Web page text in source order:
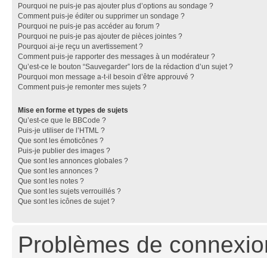
Pourquoi ne puis-je pas ajouter plus d’options au sondage ?
Comment puis-je éditer ou supprimer un sondage ?
Pourquoi ne puis-je pas accéder au forum ?
Pourquoi ne puis-je pas ajouter de pièces jointes ?
Pourquoi ai-je reçu un avertissement ?
Comment puis-je rapporter des messages à un modérateur ?
Qu’est-ce le bouton “Sauvegarder” lors de la rédaction d’un sujet ?
Pourquoi mon message a-t-il besoin d’être approuvé ?
Comment puis-je remonter mes sujets ?
Mise en forme et types de sujets
Qu’est-ce que le BBCode ?
Puis-je utiliser de l’HTML ?
Que sont les émoticônes ?
Puis-je publier des images ?
Que sont les annonces globales ?
Que sont les annonces ?
Que sont les notes ?
Que sont les sujets verrouillés ?
Que sont les icônes de sujet ?
Problèmes de